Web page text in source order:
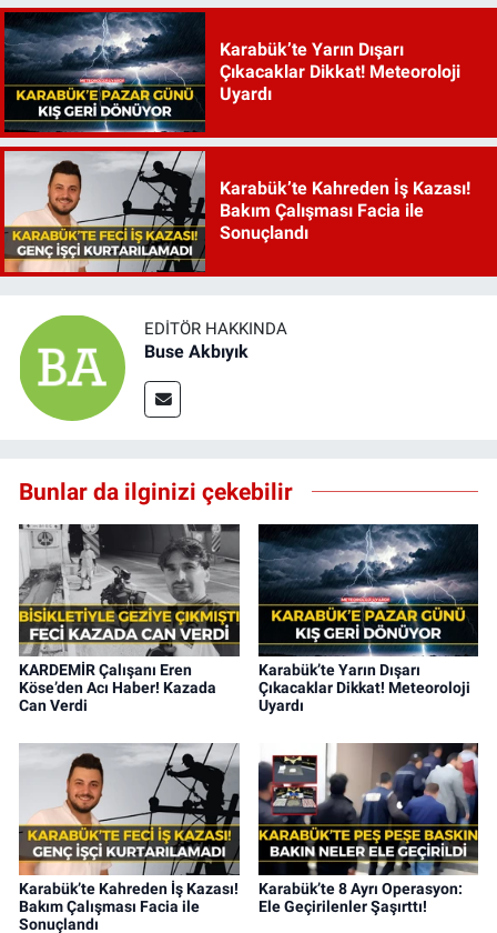
Karabük’te Yarın Dışarı
Çıkacaklar Dikkat! Meteoroloji
Uyardı
Karabük’te Kahreden İş Kazası!
Bakım Çalışması Facia ile
Sonuçlandı
EDITÖR HAKKINDA
Buse Akbıyık
Bunlar da ilginizi çekebilir
KARDEMİR Çalışanı Eren
Köse’den Acı Haber! Kazada
Can Verdi
Karabük’te Yarın Dışarı
Çıkacaklar Dikkat! Meteoroloji
Uyardı
Karabük’te Kahreden İş Kazası!
Bakım Çalışması Facia ile
Sonuçlandı
Karabük’te 8 Ayrı Operasyon:
Ele Geçirilenler Şaşırttı!